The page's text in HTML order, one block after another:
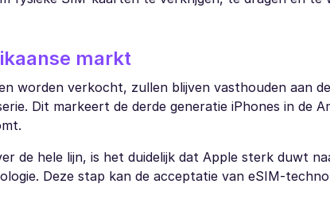
markt
worden verkocht, zullen blijven vasthouden aan
Dit markeert de derde generatie iPhones in de
de hele lijn, is het duidelijk dat Apple sterk duwt
Deze stap kan de acceptatie van eSIM-